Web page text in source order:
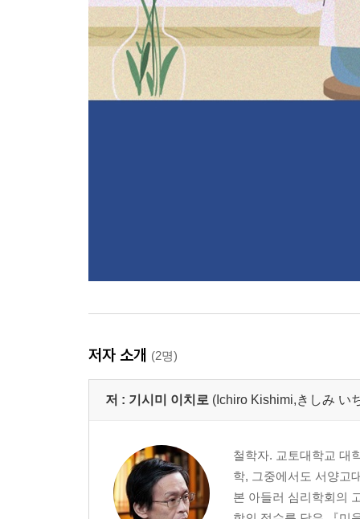
저자 소개 (2명)
저 : 기시미 이치로 (Ichiro Kishimi,きしみ い
철학자. 교토대학교 대
학, 그중에서도 서양고
본 아들러 심리학회의